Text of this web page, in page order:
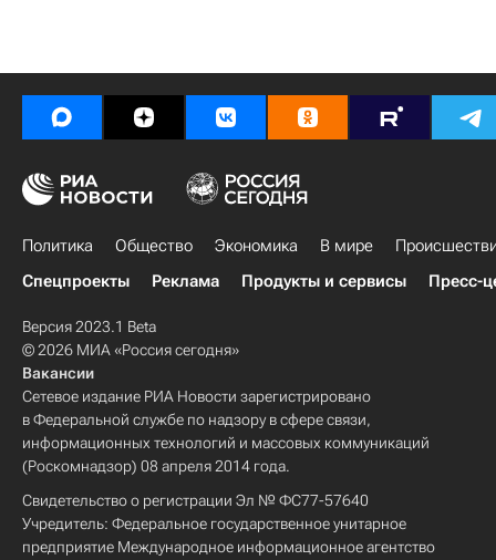
Политика Общество Экономика В мире
Спецпроекты
Реклама Продукты и сервисы Пресс-
Версия 2023.1 Beta
© 2026 МИА «Россия сегодня»
Вакансии
Сетевое издание РИА Новости зарегистрировано
в Федеральной службе по надзору в сфере связи,
информационных технологий и массовых коммуникаций
(Роскомнадзор) 08 апреля 2014 года.
Свидетельство о регистрации Эл № ФС77-57640
Учредитель: Федеральное государственное унитарное
предприятие Международное информационное агентство